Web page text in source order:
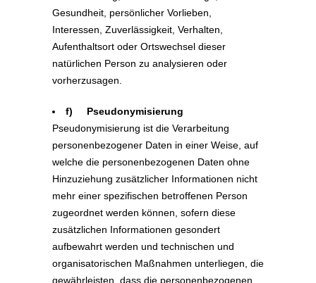
Gesundheit, persönlicher Vorlieben,
Interessen, Zuverlässigkeit, Verhalten,
Aufenthaltsort oder Ortswechsel dieser
natürlichen Person zu analysieren oder
vorherzusagen.
f) Pseudonymisierung
Pseudonymisierung ist die Verarbeitung
personenbezogener Daten in einer Weise, auf
welche die personenbezogenen Daten ohne
Hinzuziehung zusätzlicher Informationen nicht
mehr einer spezifischen betroffenen Person
zugeordnet werden können, sofern diese
zusätzlichen Informationen gesondert
aufbewahrt werden und technischen und
organisatorischen Maßnahmen unterliegen, die
gewährleisten, dass die personenbezogenen